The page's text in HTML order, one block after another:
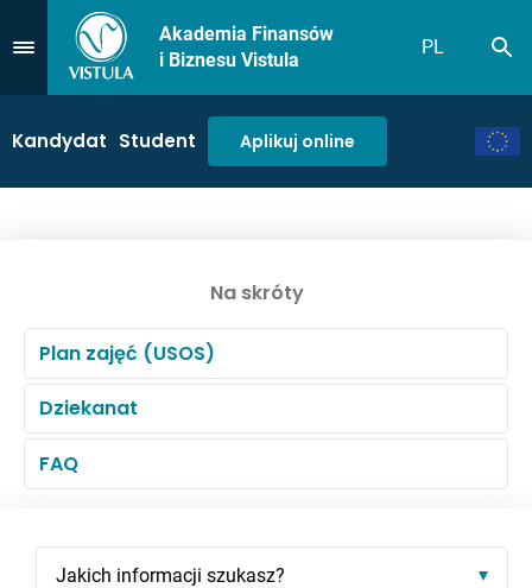
Przejdź do Menu
Akademia Finansów
i Biznesu Vistula
PL
Kandydat Student Aplikuj online
Na skróty
Plan zajęć (USOS)
Dziekanat
FAQ
Jakich informacji szukasz?